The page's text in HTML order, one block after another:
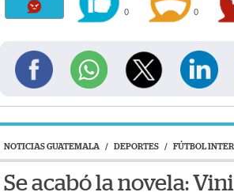
0 0
NOTICIAS GUATEMALA / DEPORTES / FÚTBOL
Se acabó la novela: